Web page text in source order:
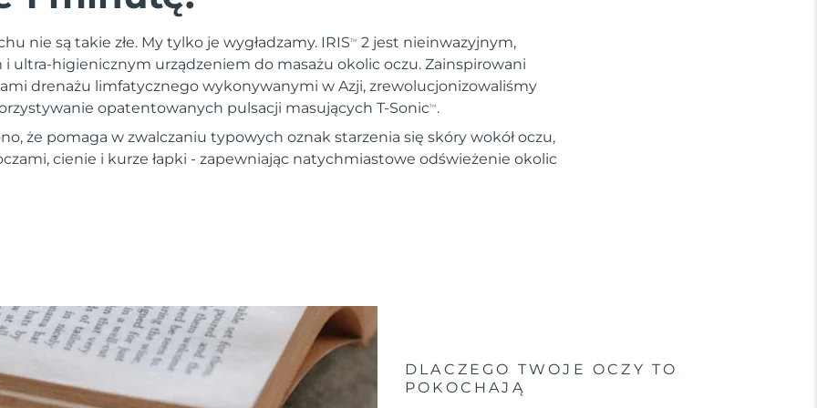
nie są takie złe. My tylko je wygładzamy. IRISTM
2 jest nieinwazyjnym,
ultra-higienicznym urządzeniem do masażu okolic oczu. Zainspirowani
drenażu limfatycznego wykonywanymi w Azji, zrewolucjonizowaliśmy
opatentowanych pulsacji masujących T-SonicTM .
że pomaga w zwalczaniu typowych oznak starzenia się skóry wokół oczu,
cienie i kurze łapki - zapewniając natychmiastowe odświeżenie okolic
DLACZEGO TWOJE OCZY TO
POKOCHAJĄ